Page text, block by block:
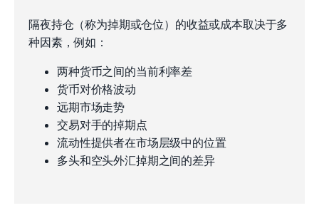
隔夜持仓（称为掉期或仓位）的收益或成本取决于多
种因素，例如：
两种货币之间的当前利率差
货币对价格波动
远期市场走势
交易对手的掉期点
流动性提供者在市场层级中的位置
多头和空头外汇掉期之间的差异